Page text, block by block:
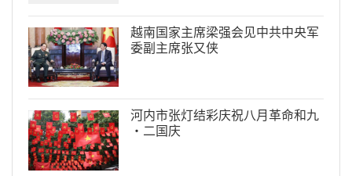
越南国家主席梁强会见中共中央军
委副主席张又侠
河内市张灯结彩庆祝八月革命和九
·二国庆